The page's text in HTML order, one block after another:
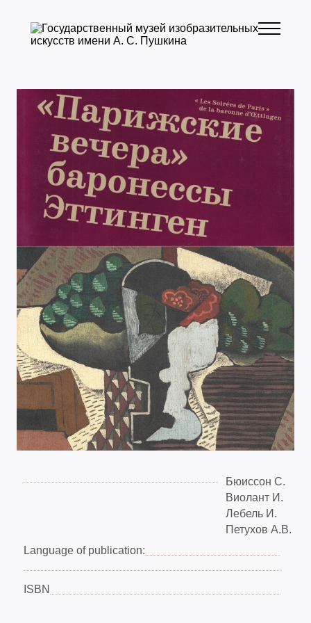
Бюиссон С.
Виолант И.
Лебель И.
Петухов А.В.
Language of publication:
ISBN